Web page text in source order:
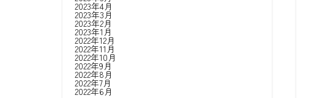
2023年4月
2023年3月
2023年2月
2023年1月
2022年12月
2022年11月
2022年10月
2022年9月
2022年8月
2022年7月
2022年6月